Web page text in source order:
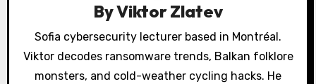
ByViktor Zlatev
Sofia cybersecurity lecturer based in Montréal.
Viktor decodes ransomware trends, Balkan folklore
monsters, and cold-weather cycling hacks. He